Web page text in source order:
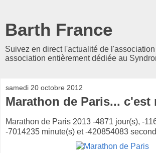
Barth France
Suivez en direct l'actualité de
association entièrement dédiée au
samedi 20 octobre 2012
Marathon de Paris... c'est
Marathon de Paris 2013 -4871 jour(s), -
-7014235 minute(s) et -420854083